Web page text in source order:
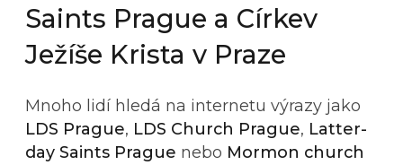
Saints Prague a Církev
Ježíše Krista v Praze
Mnoho lidí hledá na internetu výrazy jako
LDS Prague, LDS Church Prague, Latter-
day Saints Prague nebo Mormon church